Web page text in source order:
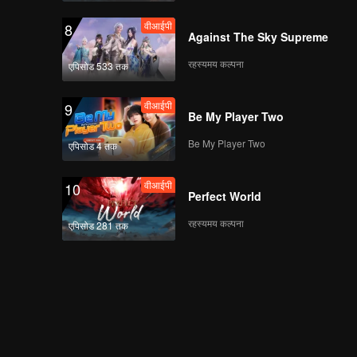
《斗笑社3》EP05上第
《斗笑社3》EP05下海
外版第一版
वीआईपी
《斗笑社3》EP05加更
8
एपिसोड 533 तक
वीआईपी
Against The Sky Supreme
रहस्यमय कल्पना
9
एपिसोड 4 तक
वीआईपी
Be My Player Two
Be My Player Two
10
एपिसोड 281 तक
वीआईपी
Perfect World
रहस्यमय कल्पना